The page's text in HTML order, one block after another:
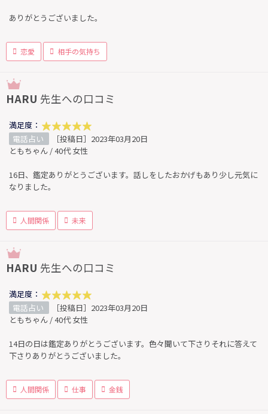
ありがとうございました。
恋愛 相手の気持ち
HARU 先生への口コミ
満足度：
電話占い
［投稿日］2023年03月20日
ともちゃん / 40代 女性
16日、鑑定ありがとうございます。話しをしたおかげもあり少し元気に
なりました。
人間関係 未来
HARU 先生への口コミ
満足度：
電話占い
［投稿日］2023年03月20日
ともちゃん / 40代 女性
14日の日は鑑定ありがとうございます。色々聞いて下さりそれに答えて
下さりありがとうございました。
人間関係 仕事 金銭